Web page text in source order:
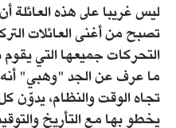
ليس غريبا على هذه
تصبح من أغنى العائلات
التحركات جميعها التي يقوم
ما عرف عن الجد "وهبي"
تجاه الوقت والنظام، يدوّن
يخطو بها مع التأريخ